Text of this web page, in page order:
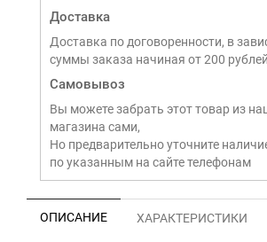
Доставка
Доставка по договоренности, в
суммы заказа начиная от 200 рублей
Самовывоз
Вы можете забрать этот товар из
магазина сами,
Но предварительно уточните
по указанным на сайте телефонам
ОПИСАНИЕ ХАРАКТЕРИСТИКИ